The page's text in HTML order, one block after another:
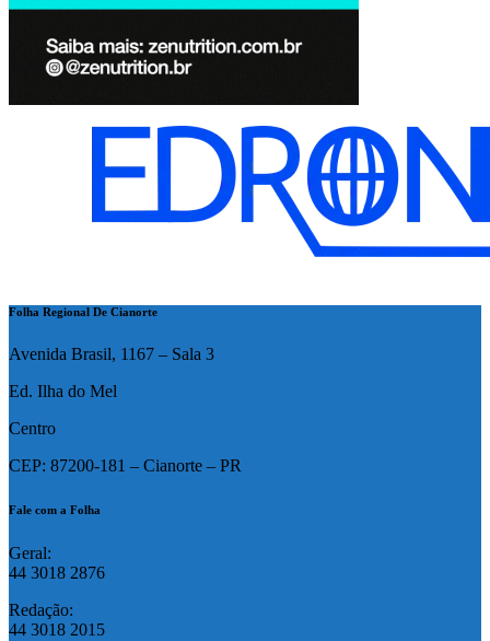
Folha Regional De Cianorte
Avenida Brasil, 1167 – Sala 3
Ed. Ilha do Mel
Centro
CEP: 87200-181 – Cianorte – PR
Fale com a Folha
Geral:
44 3018 2876
Redação:
44 3018 2015